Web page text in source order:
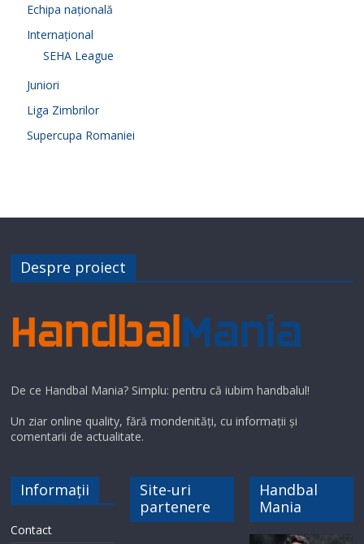
Echipa națională
Internațional
SEHA League
Juniori
Liga Zimbrilor
Supercupa Romaniei
Despre proiect
De ce Handbal Mania? Simplu: pentru că iubim handbalul!
Un ziar online quality, fără mondenități, cu informații și
comentarii de actualitate.
Informații
Contact
Site-uri
partenere
Handbal
Mania